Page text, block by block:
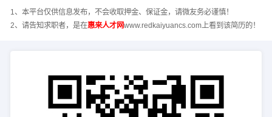
1、本平台仅供信息发布，不会收取押金、保证金，请微友务必谨慎！
2、请告知求职者，是在惠来人才网www.redkaiyuancs.com上看到该简历的！